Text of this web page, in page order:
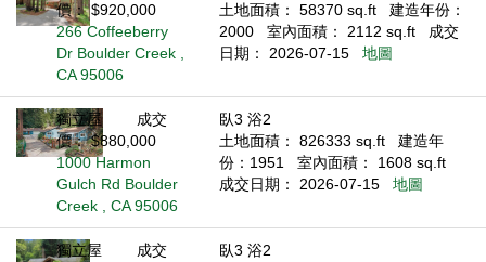
價： $920,000
266 Coffeeberry
Dr Boulder Creek ,
CA 95006
土地面積： 58370 sq.ft
建造年份：
2000
室內面積： 2112 sq.ft
成交
日期： 2026-07-15
地圖
獨立屋
成交
價： $880,000
1000 Harmon
Gulch Rd Boulder
Creek , CA 95006
臥3 浴2
土地面積： 826333 sq.ft
建造年
份：1951
室內面積： 1608 sq.ft
成交日期： 2026-07-15
地圖
獨立屋
成交
臥3 浴2